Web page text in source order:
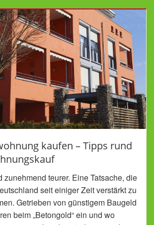
kaufen – Tipps rund
zunehmend teurer. Eine Tatsache, die
seit einiger Zeit verstärkt zu
Getrieben von günstigem Baugeld
beim „Betongold“ ein und wo